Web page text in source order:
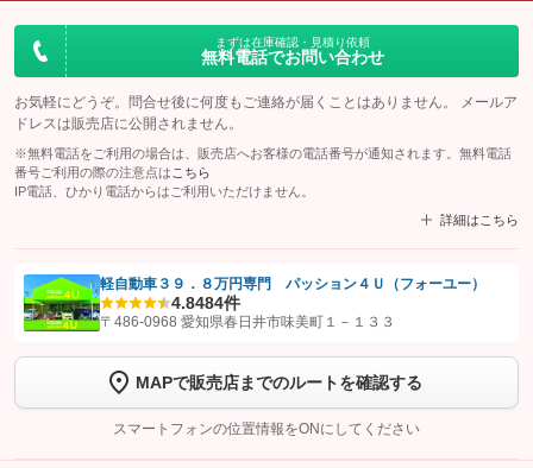
まずは在庫確認・見積り依頼
無料電話でお問い合わせ
お気軽にどうぞ。問合せ後に何度もご連絡が届くことはありません。 メールア
ドレスは販売店に公開されません。
※無料電話をご利用の場合は、販売店へお客様の電話番号が通知されます。無料電話
番号ご利用の際の注意点は こちら
IP電話、ひかり電話からはご利用いただけません。
詳細はこちら
【STEP1】認証画面でグーネットを友だち追加してから「許可する」ボタンを押
トーク画面で
ボタンをタップして問い合わせを
完了してください。
こちら
軽自動車３９．８万円専門 パッション４Ｕ（フォーユー）
4.8484件
〒486-0968 愛知県春日井市味美町１－１３３
MAPで販売店までのルートを確認する
スマートフォンの位置情報をONにしてください